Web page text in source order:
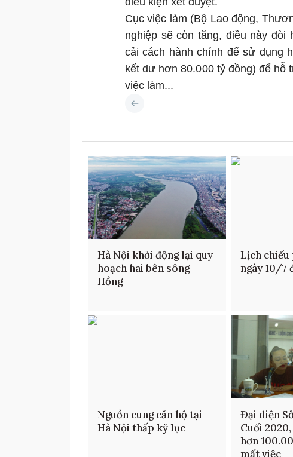
Cục việc làm (Bộ Lao động,
nghiệp sẽ còn tăng, điều này
cải cách hành chính để sử dụng
kết dư hơn 80.000 tỷ đồng) để
việc làm...
Hà Nội khởi động lại quy
hoạch hai bên sông
Hồng
Lịch chiếu
ngày 10/7
Nguồn cung căn hộ tại
Hà Nội thấp kỷ lục
Đại diện
Cuối
hơn
mất việc